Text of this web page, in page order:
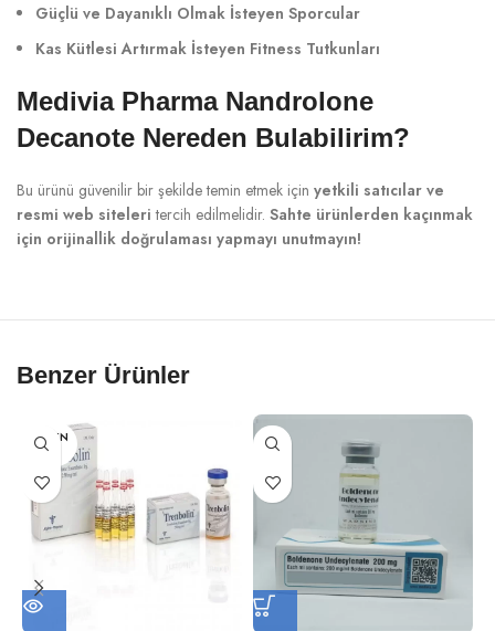
Güçlü ve Dayanıklı Olmak İsteyen Sporcular
Kas Kütlesi Artırmak İsteyen Fitness Tutkunları
Medivia Pharma Nandrolone
Decanote Nereden Bulabilirim?
Bu ürünü güvenilir bir şekilde temin etmek için yetkili satıcılar ve
resmi web siteleri tercih edilmelidir. Sahte ürünlerden kaçınmak
için orijinallik doğrulaması yapmayı unutmayın!
Benzer Ürünler
TÜKEN
DI